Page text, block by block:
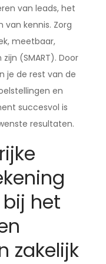
van leads, het
kennis. Zorg
meetbaar,
(SMART). Door
je de rest van de
en
succesvol is
resultaten.
het
zakelijk